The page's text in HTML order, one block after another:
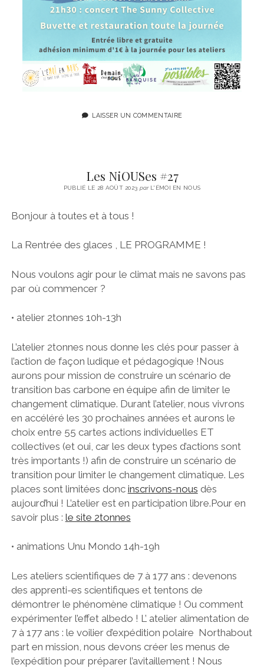
LAISSER UN COMMENTAIRE
Les NiOUSes #27
PUBLIÉ LE 28 AOÛT 2023 parL'ÉMOI EN NOUS
Bonjour à toutes et à tous !
La Rentrée des glaces , LE PROGRAMME !
Nous voulons agir pour le climat mais ne savons pas
par où commencer ?
• atelier 2tonnes 10h-13h
L’atelier 2tonnes nous donne les clés pour passer à
l’action de façon ludique et pédagogique !Nous
aurons pour mission de construire un scénario de
transition bas carbone en équipe afin de limiter le
changement climatique. Durant l’atelier, nous vivrons
en accéléré les 30 prochaines années et aurons le
choix entre 55 cartes actions individuelles ET
collectives (et oui, car les deux types d’actions sont
très importants !) afin de construire un scénario de
transition pour limiter le changement climatique. Les
places sont limitées donc inscrivons-nous dès
aujourd’hui ! L’atelier est en participation libre.Pour en
savoir plus : le site 2tonnes
• animations Unu Mondo 14h-19h
Les ateliers scientifiques de 7 à 177 ans : devenons
des apprenti-es scientifiques et tentons de
démontrer le phénomène climatique ! Ou comment
expérimenter l’effet albedo ! L’ atelier alimentation de
7 à 177 ans : le voilier d’expédition polaire Northabout
part en mission, nous devons créer les menus de
l’expédition pour préparer l’avitaillement ! Nous